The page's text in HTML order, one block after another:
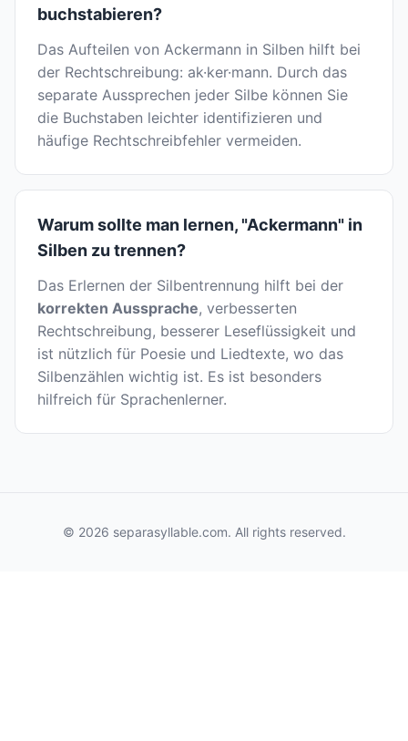
buchstabieren?
Das Aufteilen von Ackermann in Silben hilft bei
der Rechtschreibung: ak·ker·mann. Durch das
separate Aussprechen jeder Silbe können Sie
die Buchstaben leichter identifizieren und
häufige Rechtschreibfehler vermeiden.
Warum sollte man lernen, "Ackermann" in
Silben zu trennen?
Das Erlernen der Silbentrennung hilft bei der
korrekten Aussprache, verbesserten
Rechtschreibung, besserer Leseflüssigkeit und
ist nützlich für Poesie und Liedtexte, wo das
Silbenzählen wichtig ist. Es ist besonders
hilfreich für Sprachenlerner.
© 2026 separasyllable.com. All rights reserved.